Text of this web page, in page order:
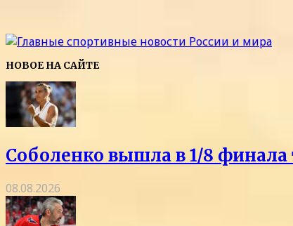
НОВОЕ НА САЙТЕ
Соболенко вышла в 1/8 финала
08.08.2026